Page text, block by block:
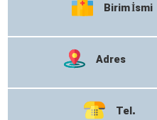
Birim İsmi
Adres
Tel.